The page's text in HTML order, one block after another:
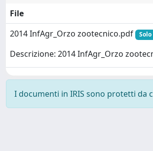
File
2014 InfAgr_Orzo zootecnico.pdf
Descrizione: 2014 InfAgr_Orzo
I documenti in IRIS sono protetti da